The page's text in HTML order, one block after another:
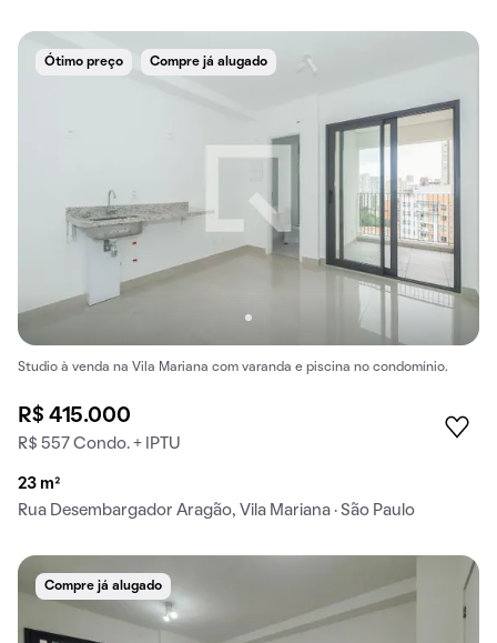
Ótimo preço Compre já alugado
Studio à venda na Vila Mariana com varanda e piscina no condomínio.
R$ 415.000
R$ 557 Condo. + IPTU
23 m²
Rua Desembargador Aragão, Vila Mariana · São Paulo
Compre já alugado